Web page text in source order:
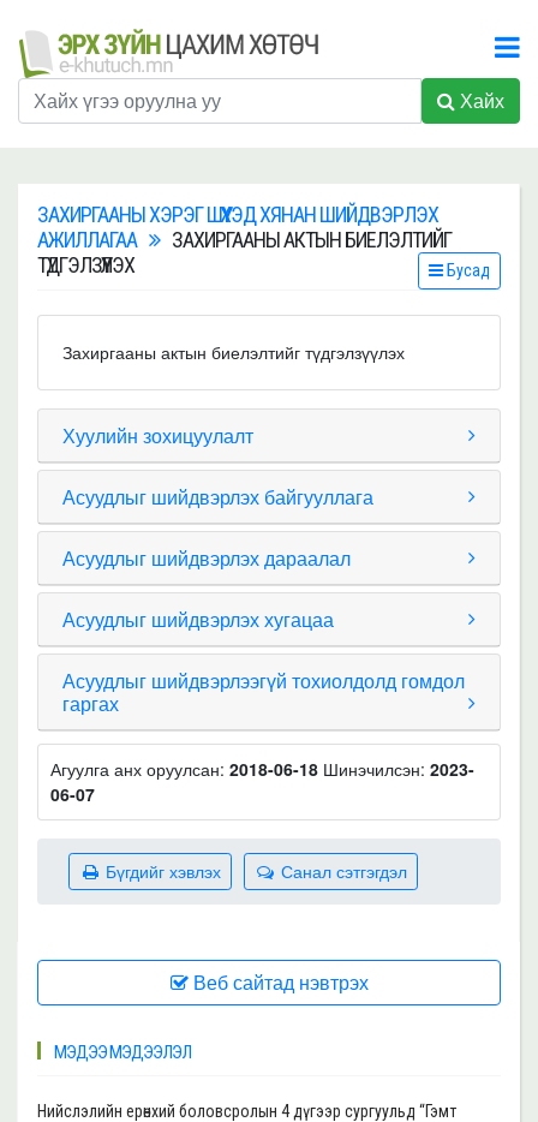
Хайх
ЗАХИРГААНЫ ХЭРЭГ ШҮҮХЭД ХЯНАН ШИЙДВЭРЛЭХ
АЖИЛЛАГАА
ЗАХИРГААНЫ АКТЫН БИЕЛЭЛТИЙГ
ТҮДГЭЛЗҮҮЛЭХ
Бусад
Захиргааны актын биелэлтийг түдгэлзүүлэх
Хуулийн зохицуулалт
Асуудлыг шийдвэрлэх байгууллага
Асуудлыг шийдвэрлэх дараалал
Асуудлыг шийдвэрлэх хугацаа
Асуудлыг шийдвэрлээгүй тохиолдолд гомдол
гаргах
Агуулга анх оруулсан: 2018-06-18 Шинэчилсэн: 2023-
06-07
Санал сэтгэгдэл
Бүгдийг хэвлэх
Веб сайтад нэвтрэх
МЭДЭЭ МЭДЭЭЛЭЛ
Нийслэлийн ерөнхий боловсролын 4 дүгээр сургуульд “Гэмт